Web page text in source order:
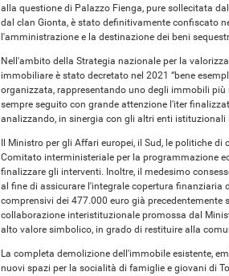
alla questione di Palazzo Fienga, pure sollecitata
dal clan Gionta, è stato definitivamente confiscato
l'amministrazione e la destinazione dei beni
Nell'ambito della Strategia nazionale per la
immobiliare è stato decretato nel 2021 “bene
organizzata, rappresentando uno degli immobili
sempre seguito con grande attenzione l'iter
analizzando, in sinergia con gli altri enti
Il Ministro per gli Affari europei, il Sud, le politiche
Comitato interministeriale per la programmazione
finalizzare gli interventi. Inoltre, il medesimo
al fine di assicurare l'integrale copertura finanziaria
comprensivi dei 477.000 euro già
collaborazione interistituzionale promossa dal
alto valore simbolico, in grado di restituire alla
La completa demolizione dell'immobile esistente,
nuovi spazi per la socialità di famiglie e giovani di